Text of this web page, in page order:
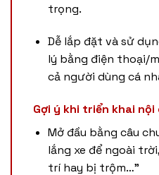
trọng.
Dễ lắp đặt và sử
lý bằng điện thoại/
cả người dùng cá
Gợi ý khi triển khai
Mở đầu bằng câu
lắng xe để ngoài
trí hay bị trộm…”